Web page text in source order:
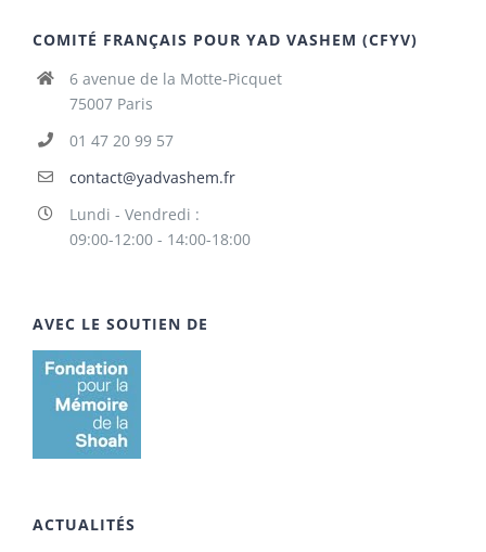
COMITÉ FRANÇAIS POUR YAD VASHEM (CFYV)
6 avenue de la Motte-Picquet
75007 Paris
01 47 20 99 57
contact@yadvashem.fr
Lundi - Vendredi :
09:00-12:00 - 14:00-18:00
AVEC LE SOUTIEN DE
ACTUALITÉS